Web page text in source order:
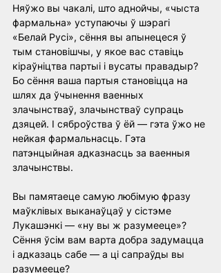
Няўжо вы чакалі, што аднойчы, «чыста
фармальна» уступаючы ў шэрагі
«Белай Русі», сёння вы апынецеся ў
тым становішчы, у якое вас ставіць
кіраўніцтва партыі і вусаты правадыр?
Бо сёння ваша партыя становіцца на
шлях да ўчынення ваенных
злачынстваў, злачынстваў супраць
дзяцей. І сяброўства ў ёй — гэта ўжо не
нейкая фармальнасць. Гэта
патэнцыйная адказнасць за ваенныя
злачынствы.
Вы памятаеце самую любімую фразу
маўклівых выканаўцаў у сістэме
Лукашэнкі — «ну вы ж разумееце»?
Сёння ўсім вам варта добра задумацца
і адказаць сабе — а ці сапраўды вы
разумееце?